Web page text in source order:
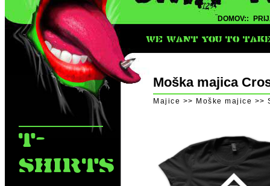
DOMOV::
WE WANT YOU TO
T-
SHIRTS
Moška majica
Majice >> Moške majice >>